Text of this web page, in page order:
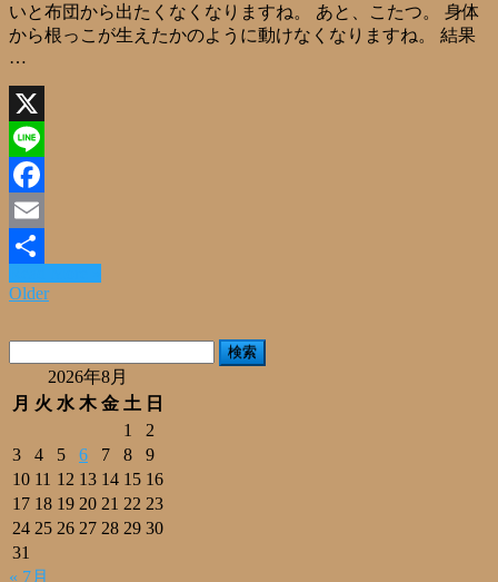
いと布団から出たくなくなりますね。 あと、こたつ。 身体
から根っこが生えたかのように動けなくなりますね。 結果
…
X
Line
Facebook
Email
共
Older
2026年8月
月 火 水 木 金 土 日
1
2
3
4 5 6 7 8
9
10 11 12 13 14 15 16
17 18 19 20 21 22 23
24 25 26 27 28 29 30
31
« 7月